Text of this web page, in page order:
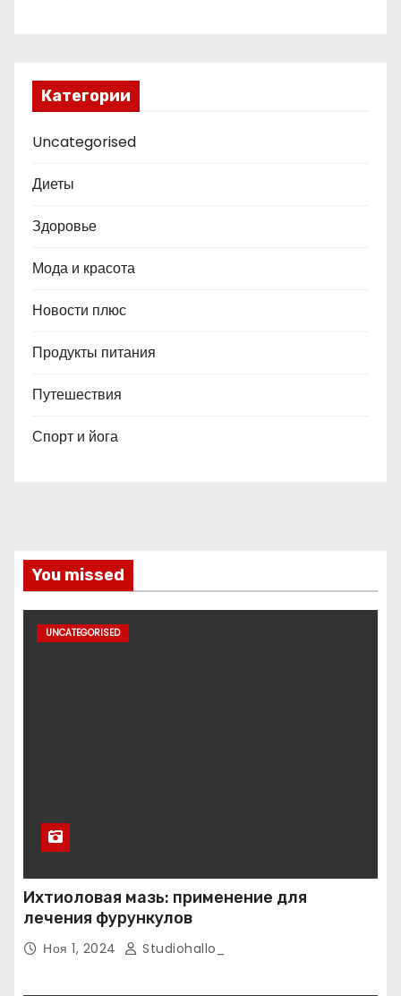
Категории
Uncategorised
Диеты
Здоровье
Мода и красота
Новости плюс
Продукты питания
Путешествия
Спорт и йога
You missed
UNCATEGORISED
Ихтиоловая мазь: применение для
лечения фурункулов
Ноя 1, 2024 Studiohallo_